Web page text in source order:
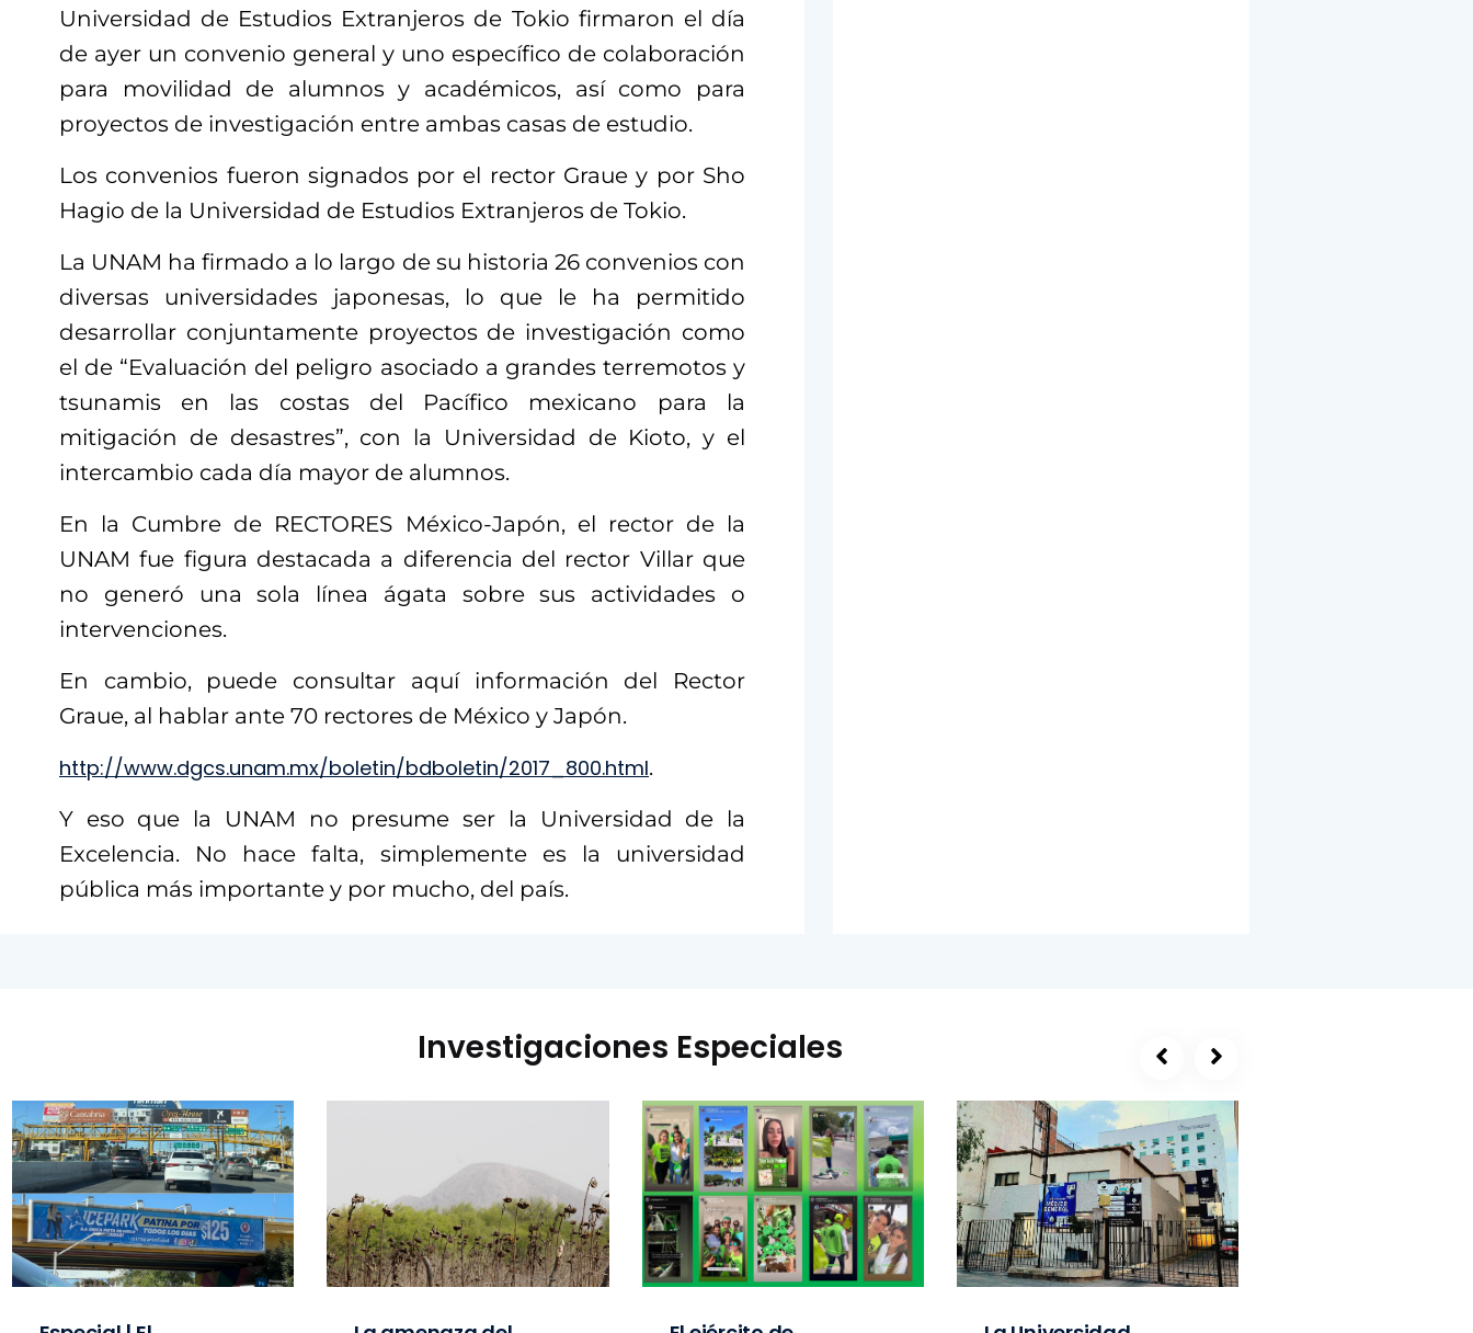
Universidad de Estudios Extranjeros de Tokio firmaron el día
de ayer un convenio general y uno específico de colaboración
para movilidad de alumnos y académicos, así como para
proyectos de investigación entre ambas casas de estudio.
Los convenios fueron signados por el rector Graue y por Sho
Hagio de la Universidad de Estudios Extranjeros de Tokio.
La UNAM ha firmado a lo largo de su historia 26 convenios con
diversas universidades japonesas, lo que le ha permitido
desarrollar conjuntamente proyectos de investigación como
el de “Evaluación del peligro asociado a grandes terremotos y
tsunamis en las costas del Pacífico mexicano para la
mitigación de desastres”, con la Universidad de Kioto, y el
intercambio cada día mayor de alumnos.
En la Cumbre de RECTORES México-Japón, el rector de la
UNAM fue figura destacada a diferencia del rector Villar que
no generó una sola línea ágata sobre sus actividades o
intervenciones.
En cambio, puede consultar aquí información del Rector
Graue, al hablar ante 70 rectores de México y Japón.
http://www.dgcs.unam.mx/boletin/bdboletin/2017_800.html.
Y eso que la UNAM no presume ser la Universidad de la
Excelencia. No hace falta, simplemente es la universidad
pública más importante y por mucho, del país.
Investigaciones Especiales